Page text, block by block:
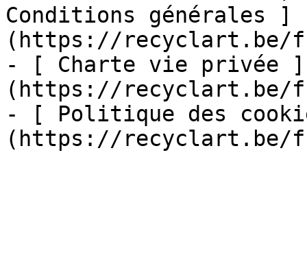
Conditions générales ]
(https://recyclart.be/
- [ Charte vie privée ]
(https://recyclart.be/
- [ Politique des